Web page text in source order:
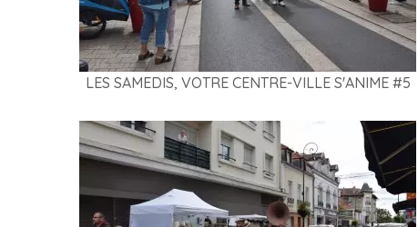
LES SAMEDIS, VOTRE CENTRE-VILLE S'ANIME #5